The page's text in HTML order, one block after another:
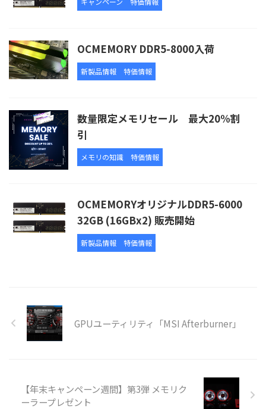
OCMEMORY DDR5-8000入荷
新製品情報 特価情報
数量限定メモリセール 最大20%割
引
メモリの知識 特価情報
OCMEMORYオリジナルDDR5-6000
32GB (16GBx2) 販売開始
新製品情報 特価情報
GPUユーティリティ「MSI Afterburner」
【年末キャンペーン週間】第3弾 メモリク
ーラープレゼント